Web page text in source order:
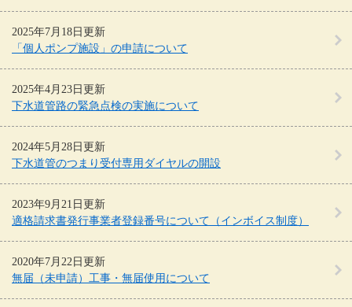
2025年7月18日更新
「個人ポンプ施設」の申請について
2025年4月23日更新
下水道管路の緊急点検の実施について
2024年5月28日更新
下水道管のつまり受付専用ダイヤルの開設
2023年9月21日更新
適格請求書発行事業者登録番号について（インボイス制度）
2020年7月22日更新
無届（未申請）工事・無届使用について